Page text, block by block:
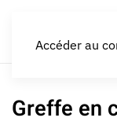
Accéder au
Greffe en